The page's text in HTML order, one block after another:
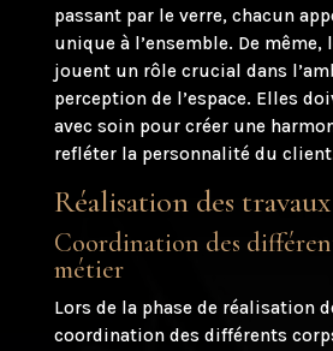
passant par le verre, chacun
unique à l’ensemble. De même,
jouent un rôle crucial dans
perception de l’espace. Elles
avec soin pour créer une
refléter la personnalité du
Réalisation des travaux
Coordination des
métier
Lors de la phase de réalisation
coordination des différents